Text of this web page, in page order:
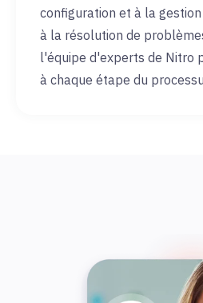
configuration et à la
à la résolution de
l'équipe d'experts de Nitro
à chaque étape du